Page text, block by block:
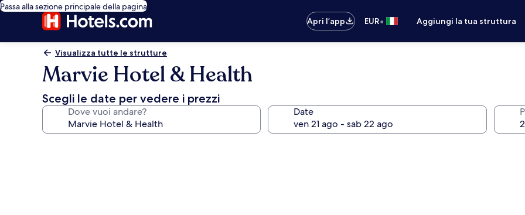
Passa alla sezione principale della pagina
Apri l’app
EUR• Aggiungi la tua struttura
Visualizza tutte le strutture
Marvie Hotel & Health
Scegli le date per vedere i prezzi
Dove vuoi andare? Date